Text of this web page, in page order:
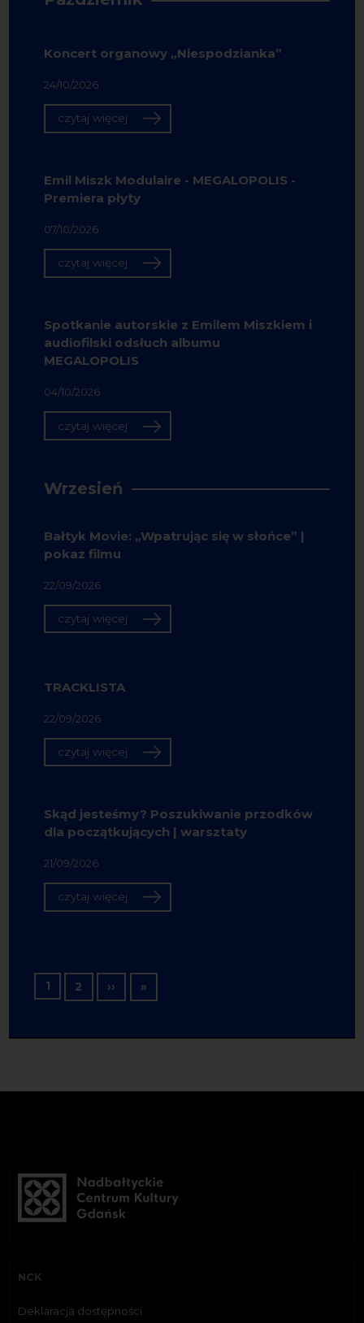
Koncert organowy „Niespodzianka”
24/10/2026
czytaj więcej
Emil Miszk Modulaire - MEGALOPOLIS -
Premiera płyty
07/10/2026
czytaj więcej
Spotkanie autorskie z Emilem Miszkiem i
audiofilski odsłuch albumu
MEGALOPOLIS
04/10/2026
czytaj więcej
Wrzesień
Bałtyk Movie: „Wpatrując się w słońce” |
pokaz filmu
22/09/2026
czytaj więcej
TRACKLISTA
22/09/2026
czytaj więcej
Skąd jesteśmy? Poszukiwanie przodków
dla początkujących | warsztaty
21/09/2026
czytaj więcej
Stronicowanie
1 2 ›› Następna strona
»Ostatnia strona
NCK
Deklaracja dostępności